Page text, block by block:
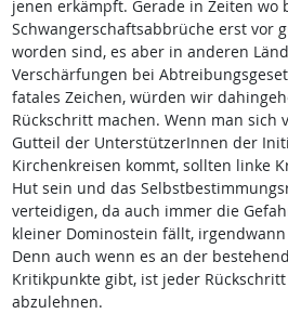
jenen erkämpft. Gerade in Zeiten wo
Schwangerschaftsabbrüche erst vor
worden sind, es aber in anderen
Verschärfungen bei
fatales Zeichen, würden wir
Rückschritt machen. Wenn man sich
Gutteil der UnterstützerInnen der
Kirchenkreisen kommt, sollten linke
Hut sein und das
verteidigen, da auch immer die
kleiner Dominostein fällt,
Denn auch wenn es an der
Kritikpunkte gibt, ist jeder
abzulehnen.